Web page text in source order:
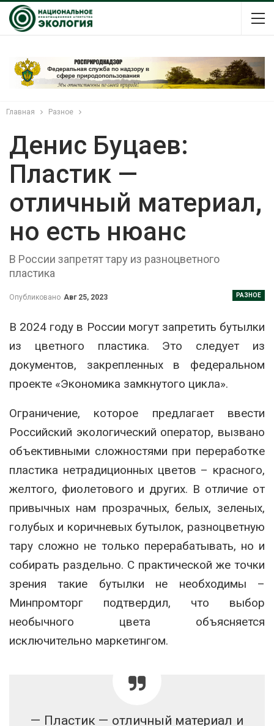
Главная Разное
Денис Буцаев:
Пластик —
отличный материал,
но есть нюанс
В России запретят тару из разноцветного
пластика
РАЗНОЕ
Опубликовано Авг 25, 2023
В 2024 году в России могут запретить бутылки
из цветного пластика. Это следует из
документов, закрепленных в федеральном
проекте «Экономика замкнутого цикла».
Ограничение, которое предлагает ввести
Российский экологический оператор, вызвано
объективными сложностями при переработке
пластика нетрадиционных цветов – красного,
желтого, фиолетового и других. В отличие от
привычных нам прозрачных, белых, зеленых,
голубых и коричневых бутылок, разноцветную
тару сложно не только перерабатывать, но и
собирать раздельно. С практической же точки
зрения такие бутылки не необходимы –
Минпромторг подтвердил, что выбор
необычного цвета объясняется
исключительно маркетингом.
— Пластик — отличный материал и